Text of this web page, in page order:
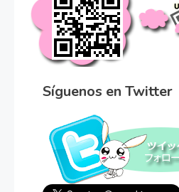
Síguenos en Twitter